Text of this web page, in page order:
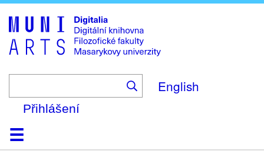
to
main
content
English
Přihlášení
DomůKolekce
Prohlížení
Vyhledávání
O platformě
Nápověda
KontaktDigitalia